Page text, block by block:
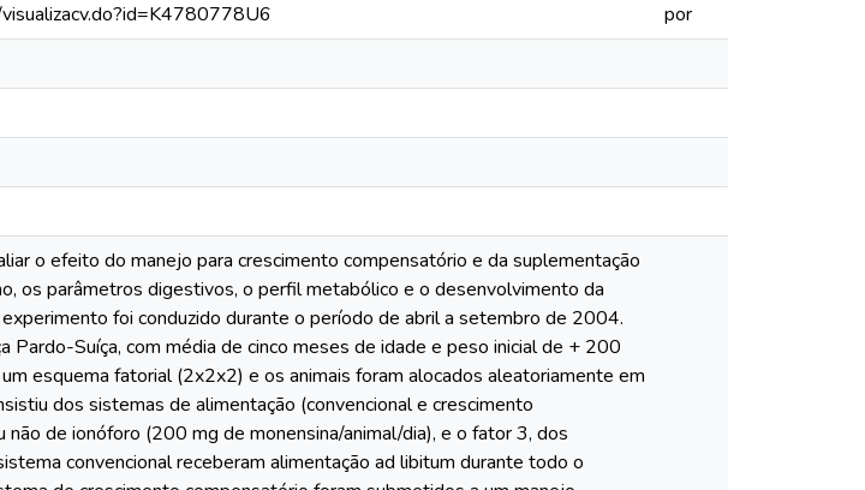
por
o efeito do manejo para crescimento compensatório e da suplementação
os parâmetros digestivos, o perfil metabólico e o desenvolvimento da
foi conduzido durante o período de abril a setembro de 2004.
Pardo-Suíça, com média de cinco meses de idade e peso inicial de + 200
esquema fatorial (2x2x2) e os animais foram alocados aleatoriamente em
dos sistemas de alimentação (convencional e crescimento
de ionóforo (200 mg de monensina/animal/dia), e o fator 3, dos
convencional receberam alimentação ad libitum durante todo o